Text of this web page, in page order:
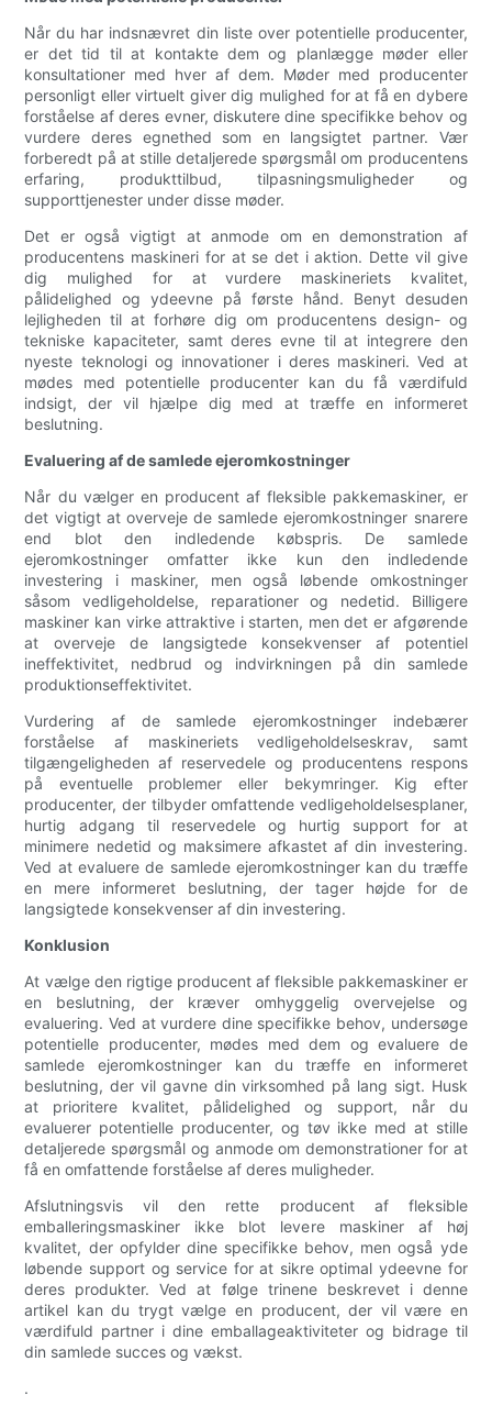
Når du har indsnævret din liste over potentielle producenter,
er det tid til at kontakte dem og planlægge møder eller
konsultationer med hver af dem. Møder med producenter
personligt eller virtuelt giver dig mulighed for at få en dybere
forståelse af deres evner, diskutere dine specifikke behov og
vurdere deres egnethed som en langsigtet partner. Vær
forberedt på at stille detaljerede spørgsmål om producentens
erfaring, produkttilbud, tilpasningsmuligheder og
supporttjenester under disse møder.
Det er også vigtigt at anmode om en demonstration af
producentens maskineri for at se det i aktion. Dette vil give
dig mulighed for at vurdere maskineriets kvalitet,
pålidelighed og ydeevne på første hånd. Benyt desuden
lejligheden til at forhøre dig om producentens design- og
tekniske kapaciteter, samt deres evne til at integrere den
nyeste teknologi og innovationer i deres maskineri. Ved at
mødes med potentielle producenter kan du få værdifuld
indsigt, der vil hjælpe dig med at træffe en informeret
beslutning.
Evaluering af de samlede ejeromkostninger
Når du vælger en producent af fleksible pakkemaskiner, er
det vigtigt at overveje de samlede ejeromkostninger snarere
end blot den indledende købspris. De samlede
ejeromkostninger omfatter ikke kun den indledende
investering i maskiner, men også løbende omkostninger
såsom vedligeholdelse, reparationer og nedetid. Billigere
maskiner kan virke attraktive i starten, men det er afgørende
at overveje de langsigtede konsekvenser af potentiel
ineffektivitet, nedbrud og indvirkningen på din samlede
produktionseffektivitet.
Vurdering af de samlede ejeromkostninger indebærer
forståelse af maskineriets vedligeholdelseskrav, samt
tilgængeligheden af ​​reservedele og producentens respons
på eventuelle problemer eller bekymringer. Kig efter
producenter, der tilbyder omfattende vedligeholdelsesplaner,
hurtig adgang til reservedele og hurtig support for at
minimere nedetid og maksimere afkastet af din investering.
Ved at evaluere de samlede ejeromkostninger kan du træffe
en mere informeret beslutning, der tager højde for de
langsigtede konsekvenser af din investering.
Konklusion
At vælge den rigtige producent af fleksible pakkemaskiner er
en beslutning, der kræver omhyggelig overvejelse og
evaluering. Ved at vurdere dine specifikke behov, undersøge
potentielle producenter, mødes med dem og evaluere de
samlede ejeromkostninger kan du træffe en informeret
beslutning, der vil gavne din virksomhed på lang sigt. Husk
at prioritere kvalitet, pålidelighed og support, når du
evaluerer potentielle producenter, og tøv ikke med at stille
detaljerede spørgsmål og anmode om demonstrationer for at
få en omfattende forståelse af deres muligheder.
Afslutningsvis vil den rette producent af fleksible
emballeringsmaskiner ikke blot levere maskiner af høj
kvalitet, der opfylder dine specifikke behov, men også yde
løbende support og service for at sikre optimal ydeevne for
deres produkter. Ved at følge trinene beskrevet i denne
artikel kan du trygt vælge en producent, der vil være en
værdifuld partner i dine emballageaktiviteter og bidrage til
din samlede succes og vækst.
.